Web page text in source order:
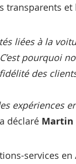
transparents
liées à la
pourquoi
des
expériences
déclaré Martin
services en